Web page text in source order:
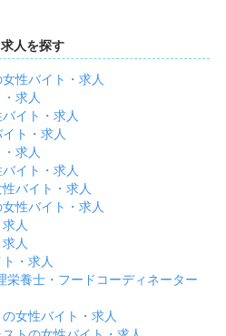
人を探す
性バイト・求人
求人
イト・求人
ト・求人
求人
イト・求人
バイト・求人
性バイト・求人
人
人
・求人
養士・フードコーディネーター
女性バイト・求人